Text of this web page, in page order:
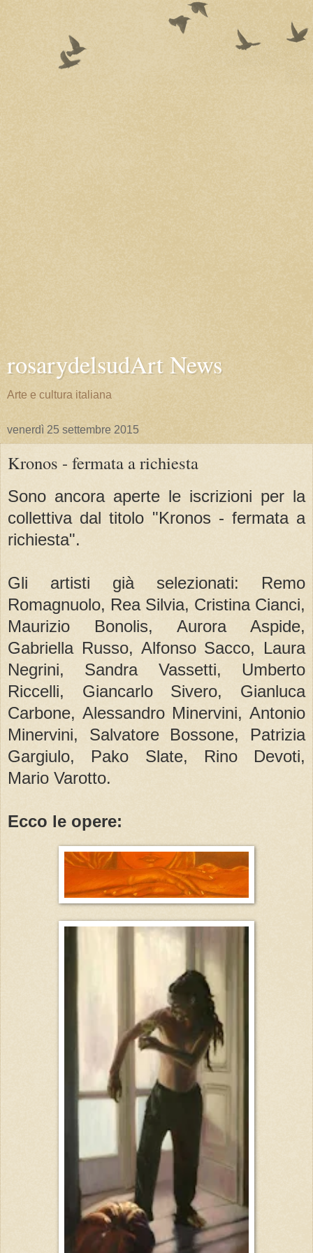
rosarydelsudArt News
Arte e cultura italiana
venerdì 25 settembre 2015
Kronos - fermata a richiesta
Sono ancora aperte le iscrizioni per la
collettiva dal titolo "Kronos - fermata a
richiesta".
Gli artisti già selezionati: Remo
Romagnuolo, Rea Silvia, Cristina Cianci,
Maurizio Bonolis, Aurora Aspide,
Gabriella Russo, Alfonso Sacco, Laura
Negrini, Sandra Vassetti, Umberto
Riccelli, Giancarlo Sivero, Gianluca
Carbone, Alessandro Minervini, Antonio
Minervini, Salvatore Bossone, Patrizia
Gargiulo, Pako Slate, Rino Devoti,
Mario Varotto.
Ecco le opere: